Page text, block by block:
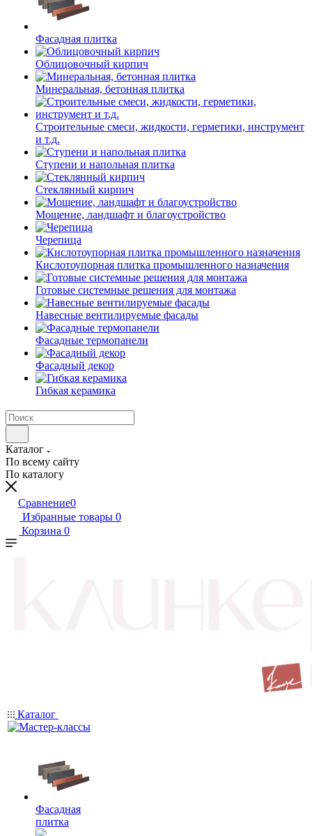
Фасадная плитка
Облицовочный кирпич
Минеральная, бетонная плитка
Строительные смеси, жидкости, герметики, инструмент
и т.д.
Ступени и напольная плитка
Cтеклянный кирпич
Мощение, ландшафт и благоустройство
Черепица
Кислотоупорная плитка промышленного назначения
Готовые системные решения для монтажа
Навесные вентилируемые фасады
Фасадные термопанели
Фасадный декор
Гибкая керамика
Каталог
По всему сайту
По каталогу
Сравнение0
Избранные товары 0
Корзина 0
Каталог
Фасадная
плитка